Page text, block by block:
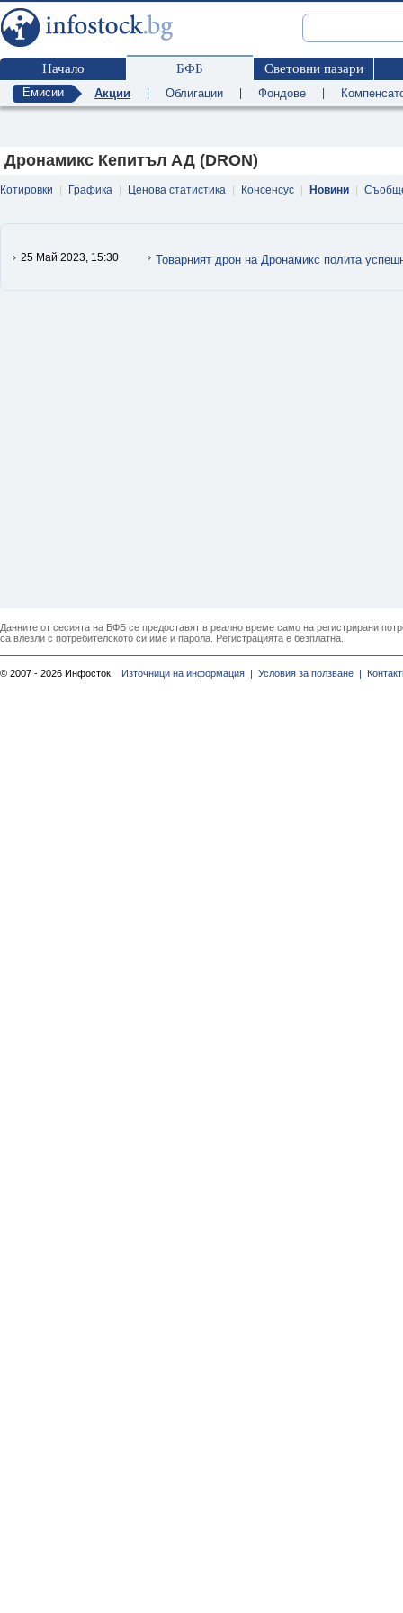
Начало БФБ Световни пазари
Емисии Акции Облигации Фондове
Дронамикс Кепитъл АД (DRON)
Котировки Графика Ценова статистика Консенсус Новини
25 Май 2023, 15:30 Товарният дрон на Дронамикс полита
Данните от сесията на БФБ се предоставят в реално време само на регистрирани
са влезли с потребителското си име и парола. Регистрацията е безплатна.
© 2007 - 2026 Инфосток Източници на информация | Условия за ползване |